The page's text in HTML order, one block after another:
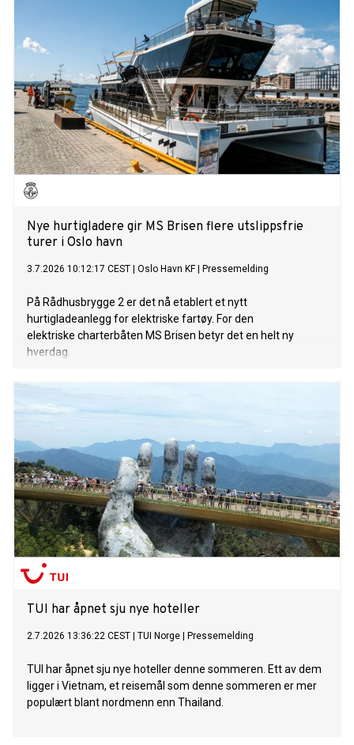
Nye hurtigladere gir MS Brisen flere utslippsfrie
turer i Oslo havn
3.7.2026 10:12:17 CEST Oslo Havn KF| Pressemelding
På Rådhusbrygge 2 er det nå etablert et nytt
hurtigladeanlegg for elektriske fartøy. For den
elektriske charterbåten MS Brisen betyr det en helt ny
hverdag.
TUI har åpnet sju nye hoteller
2.7.2026 13:36:22 CEST TUI Norge Pressemelding
TUI har åpnet sju nye hoteller denne sommeren. Ett av dem
ligger i Vietnam, et reisemål som denne sommeren er mer
populært blant nordmenn enn Thailand.